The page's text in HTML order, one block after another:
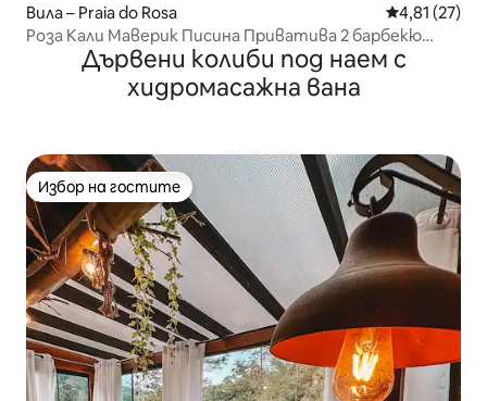
Вила – Praia do Rosa Средна
4,81 (27)
Роза Кали Маверик Писина Приватива 2 барбекю
Хидрос!Дървени колиби под наем с
хидромасажна вана
Избор на гостите
Избор на гостите